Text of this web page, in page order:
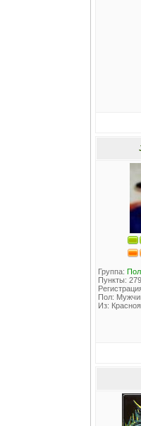
Группа:
Пункты:
Пол:
Из: